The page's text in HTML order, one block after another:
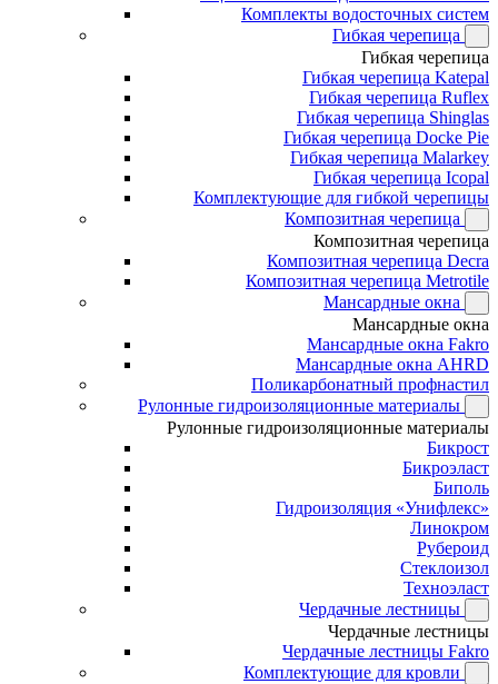
Комплекты водосточных систем
Гибкая черепица
Гибкая черепица
Гибкая черепица Katepal
Гибкая черепица Ruflex
Гибкая черепица Shinglas
Гибкая черепица Docke Pie
Гибкая черепица Malarkey
Гибкая черепица Icopal
Комплектующие для гибкой черепицы
Композитная черепица
Композитная черепица
Композитная черепица Decra
Композитная черепица Metrotile
Мансардные окна
Мансардные окна
Мансардные окна Fakro
Мансардные окна AHRD
Поликарбонатный профнастил
Рулонные гидроизоляционные материалы
Рулонные гидроизоляционные материалы
Бикрост
Бикроэласт
Биполь
Гидроизоляция «Унифлекс»
Линокром
Рубероид
Стеклоизол
Техноэласт
Чердачные лестницы
Чердачные лестницы
Чердачные лестницы Fakro
Комплектующие для кровли